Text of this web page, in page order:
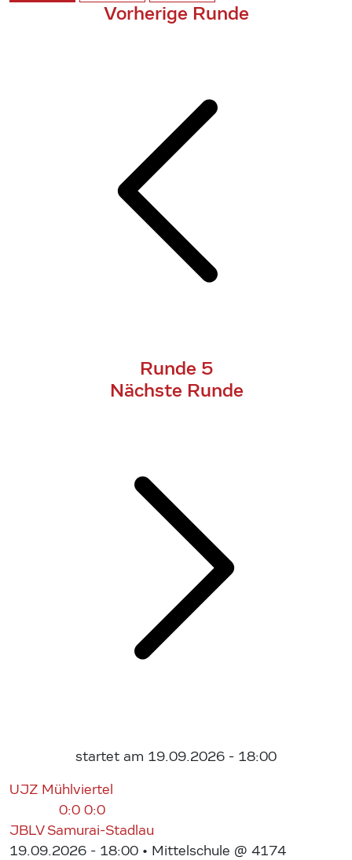
Vorherige Runde
Runde 5
Nächste Runde
startet am 19.09.2026 - 18:00
UJZ Mühlviertel
0:0 0:0
JBLV Samurai-Stadlau
19.09.2026 - 18:00 • Mittelschule @ 4174